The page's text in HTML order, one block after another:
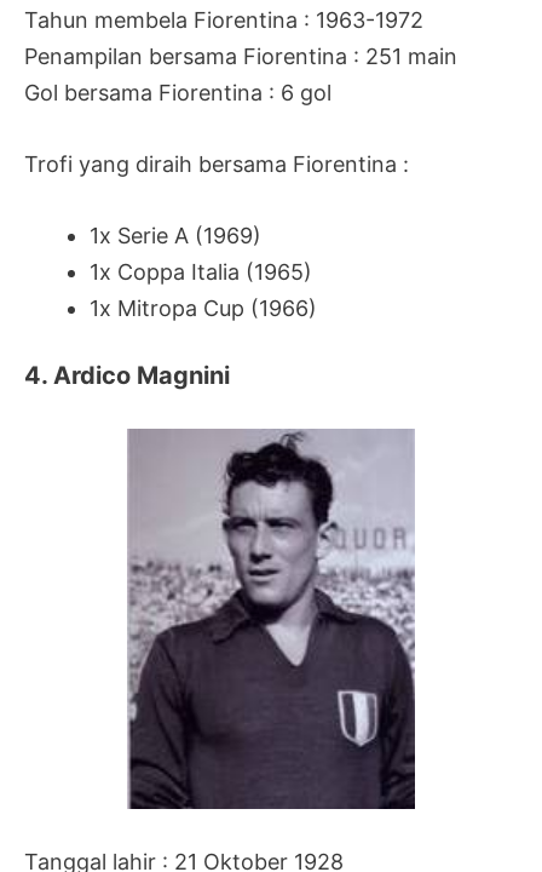
Tahun membela Fiorentina : 1963-1972
Penampilan bersama Fiorentina : 251 main
Gol bersama Fiorentina : 6 gol
Trofi yang diraih bersama Fiorentina :
1x Serie A (1969)
1x Coppa Italia (1965)
1x Mitropa Cup (1966)
4. Ardico Magnini
Tanggal lahir : 21 Oktober 1928